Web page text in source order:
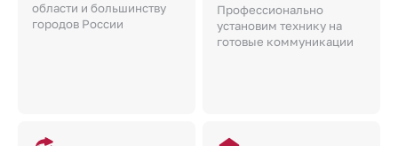
области и большинству
городов России
Профессионально
установим технику на
готовые коммуникации